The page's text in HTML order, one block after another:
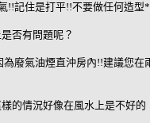
!!記住是打平!!不要做任何造型
否有問題呢？
廢氣油煙直沖房內!!建議您
的情況好像在風水上是不好的